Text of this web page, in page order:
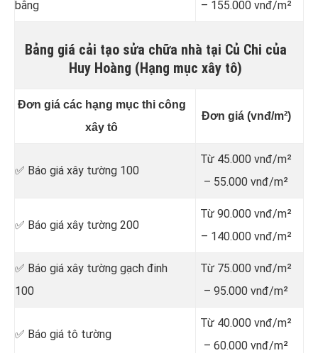
bằng
– 155.000 vnđ/m²
Bảng giá cải tạo sửa chữa nhà tại Củ Chi của
Huy Hoàng (Hạng mục xây tô)
Đơn giá các hạng mục thi công
xây tô
Đơn giá (vnđ/m²)
✅ Báo giá xây tường 100
Từ 45.000 vnđ/m²
– 55.000 vnđ/m²
✅ Báo giá xây tường 200
Từ 90.000 vnđ/m²
– 140.000 vnđ/m²
✅ Báo giá xây tường gạch đinh
100
Từ 75.000 vnđ/m²
– 95.000 vnđ/m²
✅ Báo giá tô tường
Từ 40.000 vnđ/m²
– 60.000 vnđ/m²